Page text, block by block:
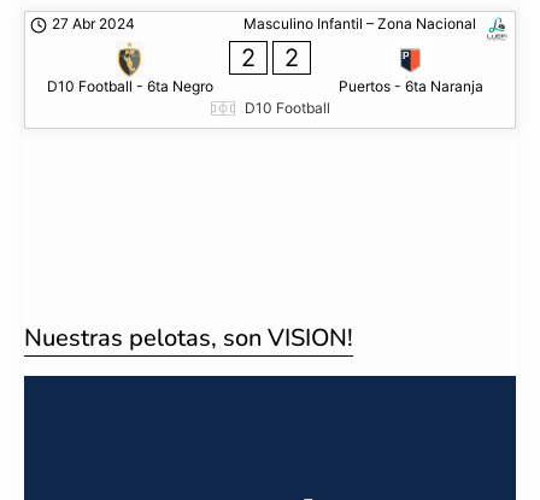
Masculino Infantil – Zona Nacional
27 Abr 2024
D10 Football - 6ta Negro
2 2
Puertos - 6ta Naranja
D10 Football
Nuestras pelotas, son VISION!